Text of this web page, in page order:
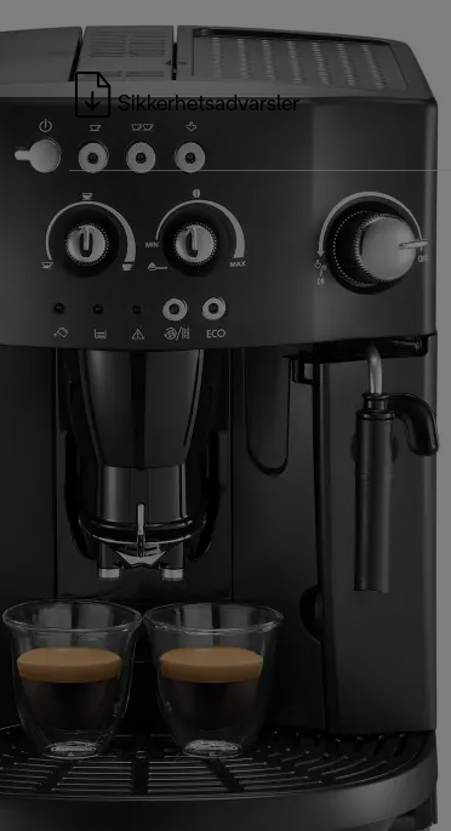
Sikkerhetsadvarsler